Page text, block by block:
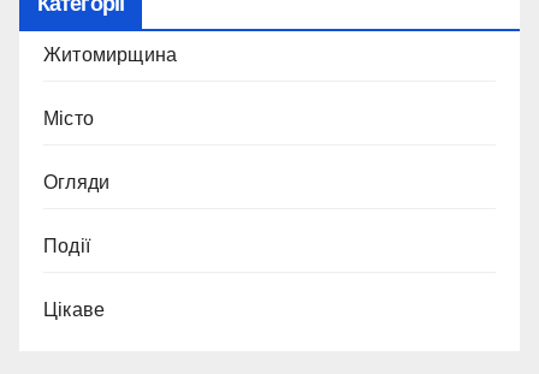
Житомирщина
Місто
Огляди
Події
Цікаве